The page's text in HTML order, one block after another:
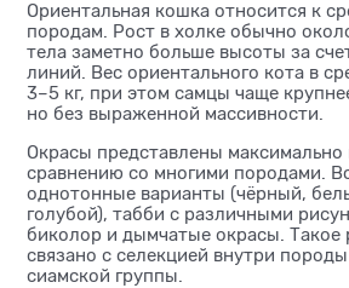
Ориентальная кошка относится к
породам. Рост в холке обычно
тела заметно больше высоты за
линий. Вес ориентального кота в
3–5 кг, при этом самцы чаще
но без выраженной массивности.
Окрасы представлены
сравнению со многими породами.
однотонные варианты (чёрный,
голубой), табби с различными
биколор и дымчатые окрасы. Такое
связано с селекцией внутри
сиамской группы.